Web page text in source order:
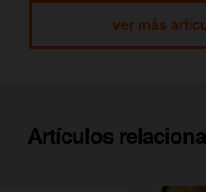
ver más
Artículos